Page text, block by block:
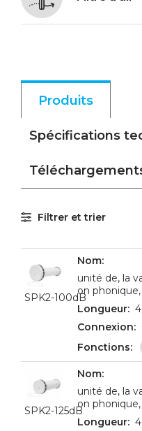
Produits
Spécifications
Filtrer et trier
SPK2-100dB
unité de, la
on
SPK2-125dB
unité de, la
on